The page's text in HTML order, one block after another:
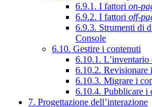
6.9.1. I fattori on-
6.9.2. I fattori off-
6.9.3. Strumenti di
Console
6.10. Gestire i contenuti
6.10.1. L’inventario
6.10.2. Revisionare
6.10.3. Migrare i
6.10.4. Pubblicare i
7. Progettazione dell’interazione